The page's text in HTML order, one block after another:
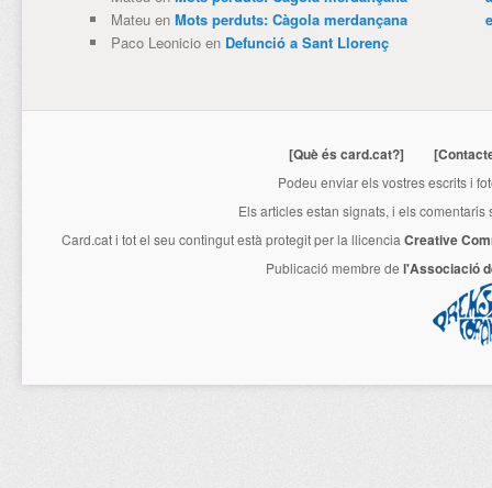
Mateuen Mots perduts: Càgola merdançana
Paco Leonicioen Defunció a Sant Llorenç
[Què és card.cat?]
Podeu enviar els vostres escrits i
Els articles estan signats, i els
Card.cati tot el seu contingut està protegit per la llicencia Creative
Publicació membre de l'Associació